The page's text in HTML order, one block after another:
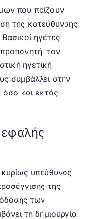
που παίζουν
της κατεύθυνσης
ηγέτες
τον
ηγετική
συμβάλλει στην
όσο και εκτός
υπεύθυνος
της
των
τη δημιουργία